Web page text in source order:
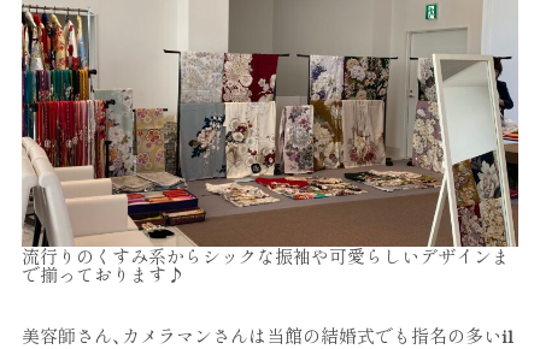
流行りのくすみ系からシックな振袖や可愛らしいデザインま
で揃っております♪
美容師さん、カメラマンさんは当館の結婚式でも指名の多いil